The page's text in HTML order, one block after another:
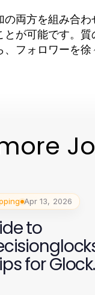
の両方を組み合
とが可能です。
フォロワーを徐
more
Apr 13, 2026
to
for Glock
in 2026